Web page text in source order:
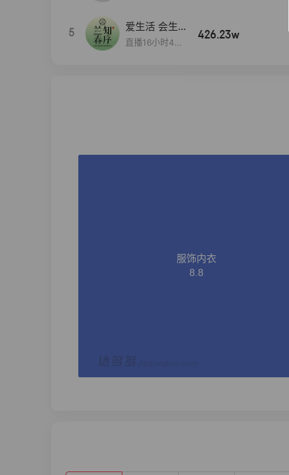
5
爱生活 会生
活
直播16小时45
426.23w